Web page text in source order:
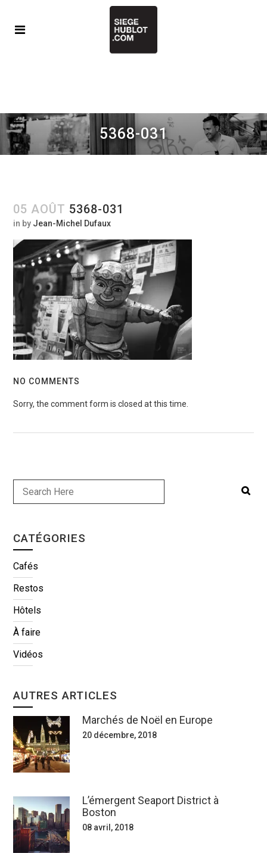
5368-031
05 AOÛT 5368-031
in by Jean-Michel Dufaux
NO COMMENTS
Sorry, the comment form is closed at this time.
CATÉGORIES
Cafés
Restos
Hôtels
À faire
Vidéos
AUTRES ARTICLES
Marchés de Noël en Europe
20 décembre, 2018
L’émergent Seaport District à
Boston
08 avril, 2018